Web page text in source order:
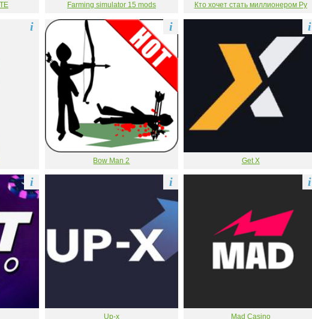
Farming simulator 15 mods Кто хочет стать миллионером Ру
i
Bow Man 2
i
Get X
i
i
Up-x
i
Mad Casino
i